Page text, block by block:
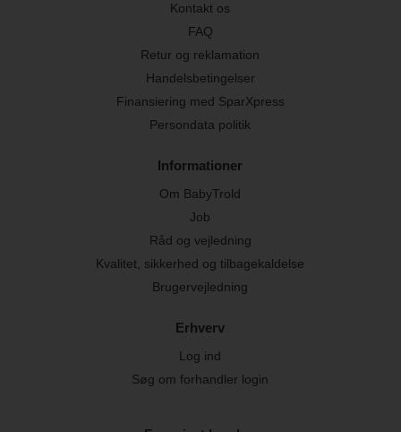
Kontakt os
FAQ
Retur og reklamation
Handelsbetingelser
Finansiering med SparXpress
Persondata politik
Informationer
Om BabyTrold
Job
Råd og vejledning
Kvalitet, sikkerhed og tilbagekaldelse
Brugervejledning
Erhverv
Log ind
Søg om forhandler login